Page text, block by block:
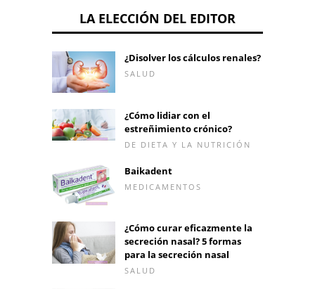
LA ELECCIÓN DEL EDITOR
¿Disolver los cálculos renales?
SALUD
¿Cómo lidiar con el
estreñimiento crónico?
DE DIETA Y LA NUTRICIÓN
Baikadent
MEDICAMENTOS
¿Cómo curar eficazmente la
secreción nasal? 5 formas
para la secreción nasal
SALUD